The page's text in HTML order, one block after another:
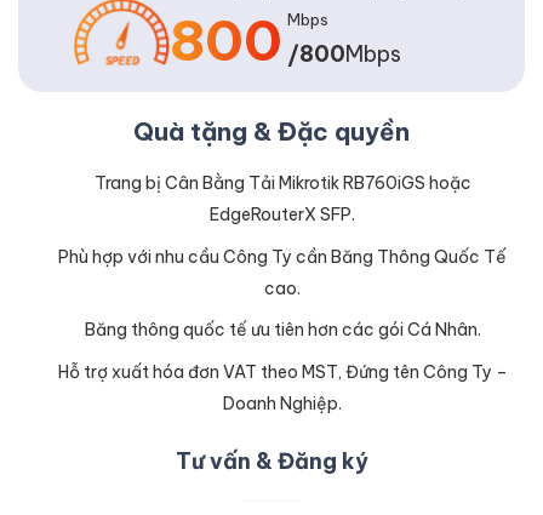
800 Mbps
/800Mbps
Quà tặng & Đặc quyền
Trang bị Cân Bằng Tải Mikrotik RB760iGS hoặc
EdgeRouterX SFP.
Phù hợp với nhu cầu Công Ty cần Băng Thông Quốc Tế
cao.
Băng thông quốc tế ưu tiên hơn các gói Cá Nhân.
Hỗ trợ xuất hóa đơn VAT theo MST, Đứng tên Công Ty –
Doanh Nghiệp.
Tư vấn & Đăng ký